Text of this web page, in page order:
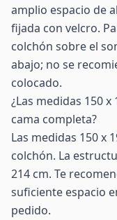
amplio espacio de
fijada con velcro.
colchón sobre el
abajo; no se
colocado.
¿Las medidas 150
cama completa?
Las medidas 150 x
colchón. La
214 cm. Te
suficiente espacio
pedido.